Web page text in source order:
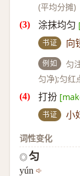
(平均分摊)
涂抹均匀
书证 向
例如
匀
匀净);匀红
打扮
书证 小
词性变化
◎ 匀
yún